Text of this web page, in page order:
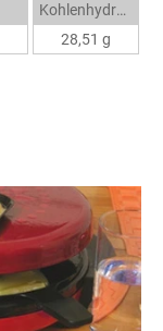
Kohlenhydrate
28,51 g